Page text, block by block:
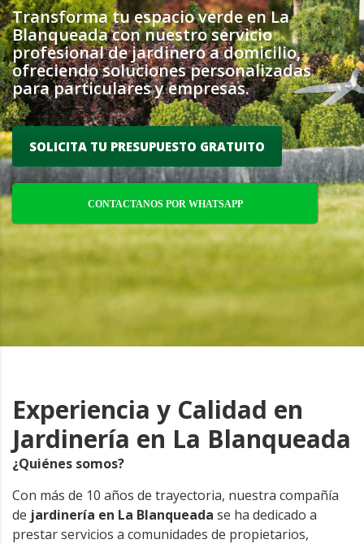
Transforma tu espacio verde en La
Blanqueada con nuestro servicio
profesional de jardinero a domicilio,
ofreciendo soluciones personalizadas
para particulares y empresas.
SOLICITA TU PRESUPUESTO GRATUITO
CONTACTANOS POR WHATSAPP
Experiencia y Calidad en
Jardinería en La Blanqueada
¿Quiénes somos?
Con más de 10 años de trayectoria, nuestra compañía
de jardinería en La Blanqueada se ha dedicado a
prestar servicios a comunidades de propietarios,